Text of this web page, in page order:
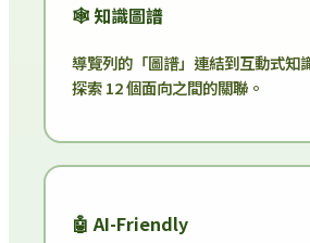
🕸️ 知識圖譜
導覽列的「圖譜」連結到互動式知
探索 12 個面向之間的關聯。
🤖 AI-Friendly